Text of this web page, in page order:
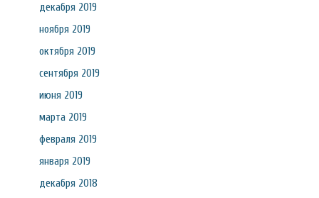
декабря 2019
ноября 2019
октября 2019
сентября 2019
июня 2019
марта 2019
февраля 2019
января 2019
декабря 2018